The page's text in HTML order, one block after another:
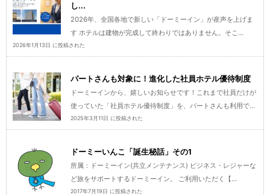
し...
2026年、全国各地で新しい「ドーミーイン」が産声を上げま
す ホテルは建物が完成して終わりではありません。そこ...
2026年1月13日 に投稿された
パートさんも対象に！進化した社員ホテル優待制度
ドーミーインから、嬉しいお知らせです！これまで社員だけが
使っていた「社員ホテル優待制度」を、パートさんも利用で...
2025年3月11日 に投稿された
ドーミーいんこ「誕生秘話」その1
所属：ドーミーイン(共立メンテナンス) ビジネス・レジャーな
ど旅をサポートするドーミーイン。 ご利用いただく【...
2017年7月19日 に投稿された